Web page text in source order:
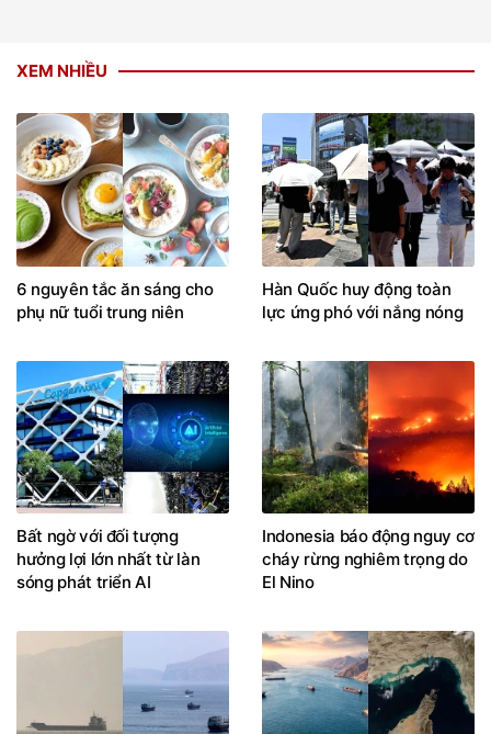
XEM NHIỀU
6 nguyên tắc ăn sáng cho
phụ nữ tuổi trung niên
Hàn Quốc huy động toàn
lực ứng phó với nắng nóng
Bất ngờ với đối tượng
hưởng lợi lớn nhất từ làn
sóng phát triển AI
Indonesia báo động nguy cơ
cháy rừng nghiêm trọng do
El Nino